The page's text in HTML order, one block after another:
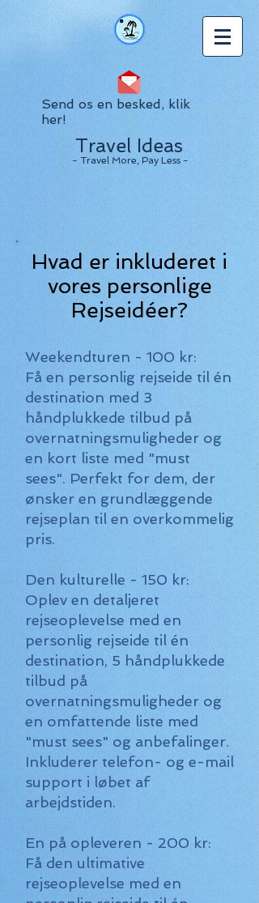
Send os en besked, klik
her!
Travel Ideas
- Travel More, Pay Less -
Hvad er inkluderet i
vores personlige
Rejseidéer?
Weekendturen - 100 kr:
Få en personlig rejseide til én
destination med 3
håndplukkede tilbud på
overnatningsmuligheder og
en kort liste med "must
sees". Perfekt for dem, der
ønsker en grundlæggende
rejseplan til en overkommelig
pris.
Den kulturelle - 150 kr:
Oplev en detaljeret
rejseoplevelse med en
personlig rejseide til én
destination, 5 håndplukkede
tilbud på
overnatningsmuligheder og
en omfattende liste med
"must sees" og anbefalinger.
Inkluderer telefon- og e-mail
support i løbet af
arbejdstiden.
En på opleveren - 200 kr:
Få den ultimative
rejseoplevelse med en